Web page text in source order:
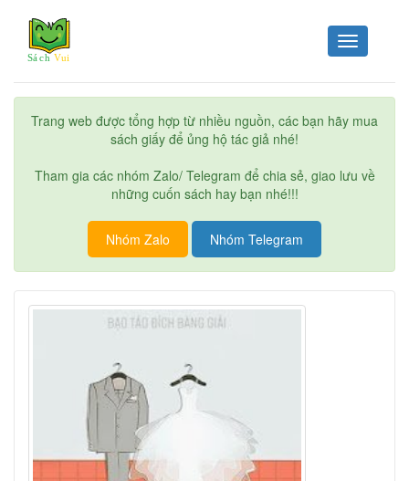
Toggle
navigation
Trang web được tổng hợp từ nhiều nguồn, các bạn hãy mua
sách giấy để ủng hộ tác giả nhé!
Tham gia các nhóm Zalo/ Telegram để chia sẻ, giao lưu về
những cuốn sách hay bạn nhé!!!
Nhóm Zalo Nhóm Telegram